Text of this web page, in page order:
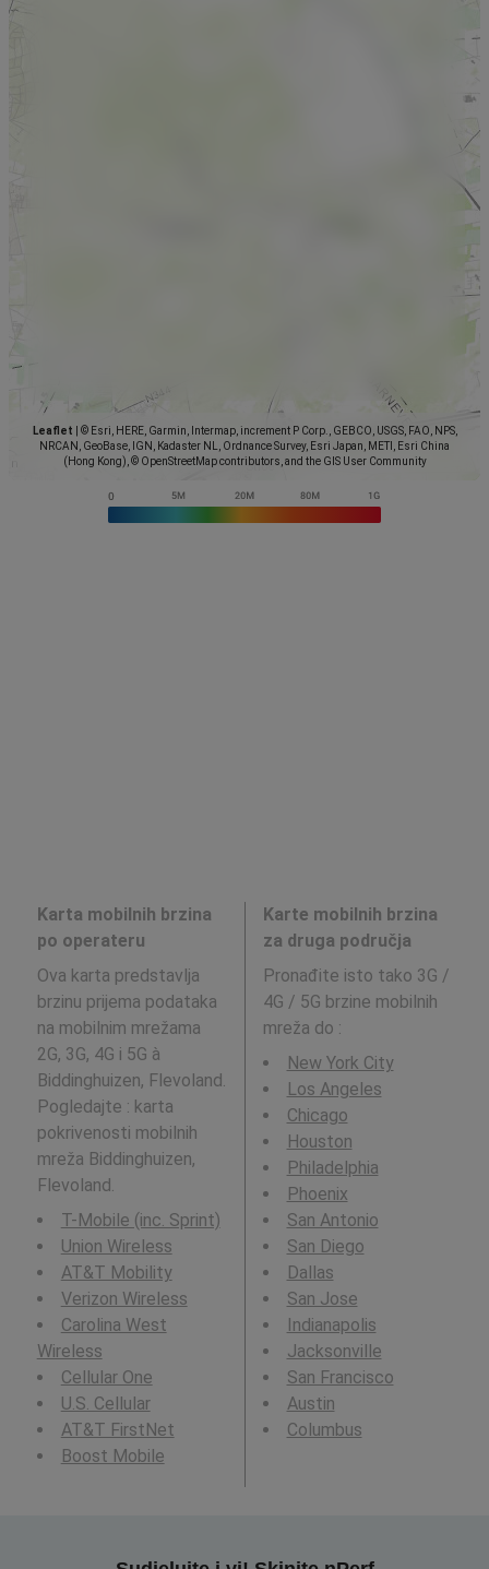
Leaflet
© Esri, HERE, Garmin, Intermap, increment P Corp., GEBCO, USGS, FAO, NPS,
NRCAN, GeoBase, IGN, Kadaster NL, Ordnance Survey, Esri Japan, METI, Esri China
(Hong Kong), © OpenStreetMap contributors, and the GIS User Community
Karta mobilnih brzina
po operateru
Ova karta predstavlja
brzinu prijema podataka
na mobilnim mrežama
2G, 3G, 4G i 5G à
Biddinghuizen, Flevoland.
Pogledajte : karta
pokrivenosti mobilnih
mreža Biddinghuizen,
Flevoland.
T-Mobile (inc. Sprint)
Union Wireless
AT&T Mobility
Verizon Wireless
Carolina West
Wireless
Cellular One
U.S. Cellular
AT&T FirstNet
Boost Mobile
Karte mobilnih brzina
za druga područja
Pronađite isto tako 3G /
4G / 5G brzine mobilnih
mreža do :
New York City
Los Angeles
Chicago
Houston
Philadelphia
Phoenix
San Antonio
San Diego
Dallas
San Jose
Indianapolis
Jacksonville
San Francisco
Austin
Columbus